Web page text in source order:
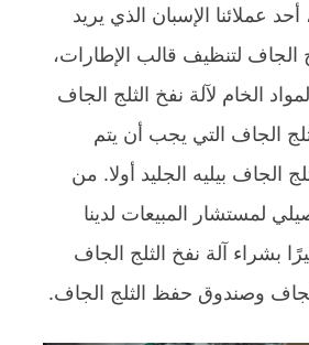
عملائنا الإسبان الذي يريد
الجاف لتنظيف قالب الإطارات،
الخام لآلة نفخ الثلج الجاف
الجاف التي يجب أن يتم
الجاف بيليه الجليد أولا. من
لمستشار المبيعات لدينا
بشراء آلة نفخ الثلج الجاف
الجاف وصندوق حفظ الثلج الجاف.